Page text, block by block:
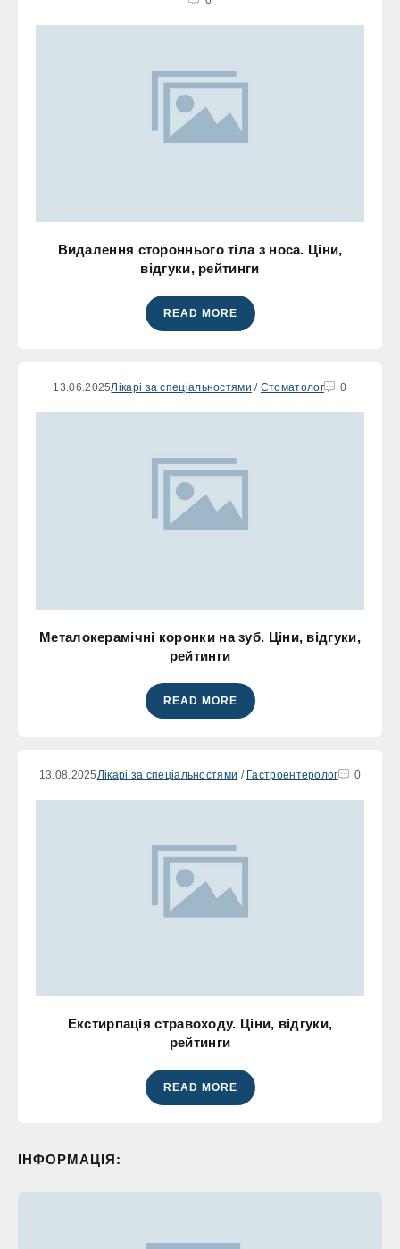
Видалення стороннього тіла з носа. Ціни,
відгуки, рейтинги
READ MORE
13.06.2025Лікарі за спеціальностями / Стоматолог 0
Металокерамічні коронки на зуб. Ціни, відгуки,
рейтинги
READ MORE
13.08.2025 Лікарі за спеціальностями / Гастроентеролог 0
Екстирпація стравоходу. Ціни, відгуки,
рейтинги
READ MORE
ІНФОРМАЦІЯ: